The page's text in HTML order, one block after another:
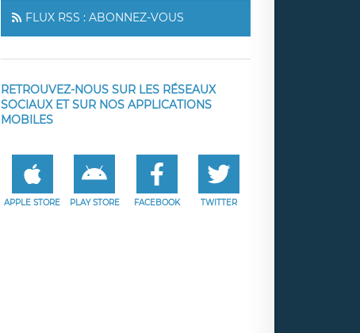
FLUX RSS : ABONNEZ-VOUS
RETROUVEZ-NOUS SUR LES RÉSEAUX
SOCIAUX ET SUR NOS APPLICATIONS
MOBILES
APPLE STORE PLAY STORE FACEBOOK TWITTER